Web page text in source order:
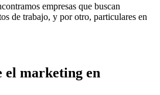
empresas que buscan
de trabajo, y por otro, particulares en
el marketing en